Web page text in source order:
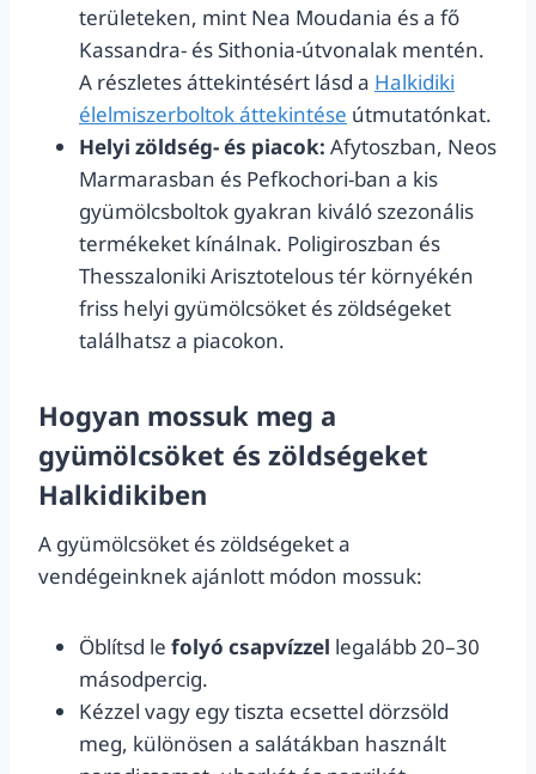
területeken, mint Nea Moudania és a fő
Kassandra- és Sithonia-útvonalak mentén.
A részletes áttekintésért lásd a Halkidiki
élelmiszerboltok áttekintése útmutatónkat.
Helyi zöldség- és piacok: Afytoszban, Neos
Marmarasban és Pefkochori-ban a kis
gyümölcsboltok gyakran kiváló szezonális
termékeket kínálnak. Poligiroszban és
Thesszaloniki Arisztotelous tér környékén
friss helyi gyümölcsöket és zöldségeket
találhatsz a piacokon.
Hogyan mossuk meg a
gyümölcsöket és zöldségeket
Halkidikiben
A gyümölcsöket és zöldségeket a
vendégeinknek ajánlott módon mossuk:
Öblítsd le folyó csapvízzel legalább 20–30
másodpercig.
Kézzel vagy egy tiszta ecsettel dörzsöld
meg, különösen a salátákban használt